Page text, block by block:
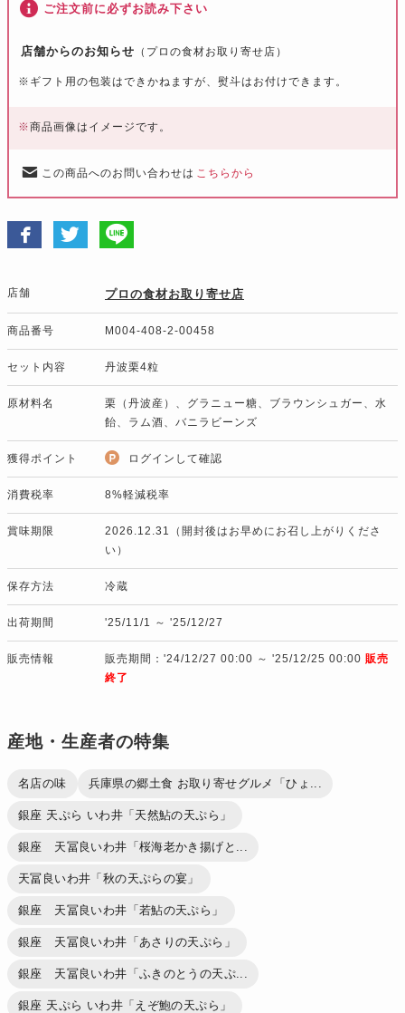
ご注文前に必ずお読み下さい
店舗からのお知らせ （プロの食材お取り寄せ店）
※ ギフト用の包装はできかねますが、熨斗はお付けできます。
※商品画像はイメージです。
この商品へのお問い合わせは こちらから
店舗 プロの食材お取り寄せ店
商品番号 M004-408-2-00458
セット内容 丹波栗4粒
原材料名
栗（丹波産）、グラニュー糖、ブラウンシュガー、水
飴、ラム酒、バニラビーンズ
獲得ポイント ログインして確認
消費税率 8%軽減税率
賞味期限
2026.12.31（開封後はお早めにお召し上がりくださ
い）
保存方法 冷蔵
出荷期間 '25/11/1 ～ '25/12/27
販売情報 販売期間：'24/12/27 00:00 ～ '25/12/25 00:00 販売
終了
産地・生産者の特集
名店の味 兵庫県の郷土食 お取り寄せグルメ「ひょ...
銀座 天ぷら いわ井「天然鮎の天ぷら」
銀座 天冨良いわ井「桜海老かき揚げと...
天冨良いわ井「秋の天ぷらの宴」
銀座 天冨良いわ井「若鮎の天ぷら」
銀座 天冨良いわ井「あさりの天ぷら」
銀座 天冨良いわ井「ふきのとうの天ぷ...
銀座 天ぷら いわ井「えぞ鮑の天ぷら」